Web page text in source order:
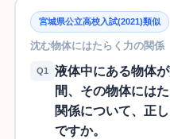
宮城県公立高校入試(2021)類似
沈む物体にはたらく力の関係
Q1
液体中にある物体
間、その物体には
関係について、正
ですか。